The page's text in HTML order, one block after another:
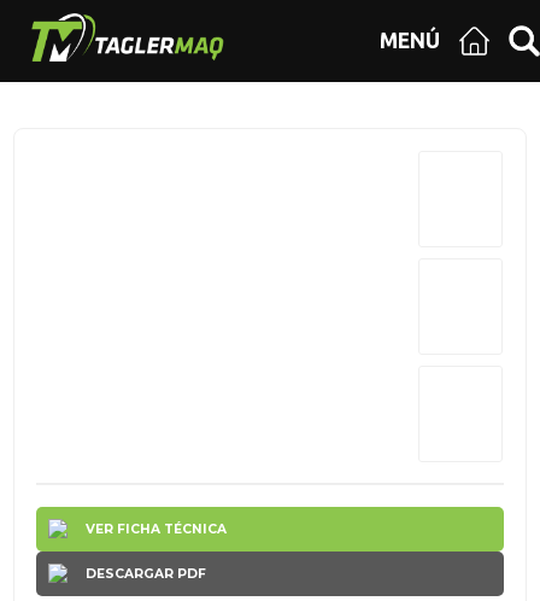
MENÚ
VER FICHA TÉCNICA
DESCARGAR PDF